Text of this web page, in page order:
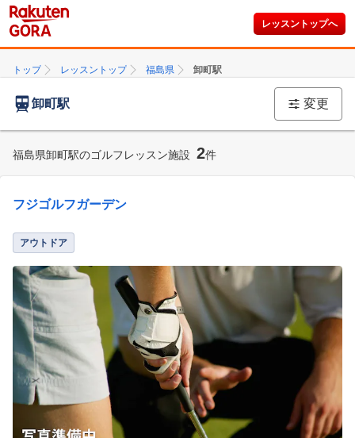
レッスントップへ
トップ レッスントップ 福島県 卸町駅
卸町駅 変更
福島県卸町駅のゴルフレッスン施設 2件
フジゴルフガーデン
アウトドア